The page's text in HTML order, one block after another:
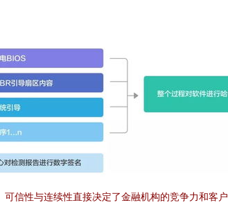
信性与连续性直接决定了金融机构的竞争力和客